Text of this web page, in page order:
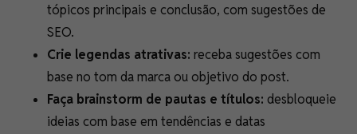
tópicos principais e conclusão, com sugestões de
SEO.
Crie legendas atrativas: receba sugestões com
base no tom da marca ou objetivo do post.
Faça brainstorm de pautas e títulos: desbloqueie
ideias com base em tendências e datas